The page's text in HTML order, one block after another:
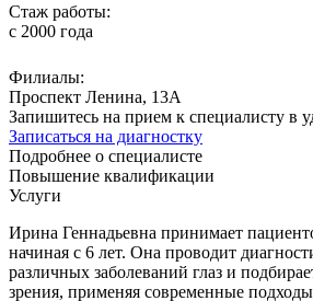
Стаж работы:
с 2000 года
Филиалы:
Проспект Ленина, 13А
Запишитесь на прием к специалисту в
Записаться на диагностку
Подробнее о специалисте
Повышение квалификации
Услуги
Ирина Геннадьевна принимает
начиная с 6 лет. Она проводит
различных заболеваний глаз и
зрения, применяя современные